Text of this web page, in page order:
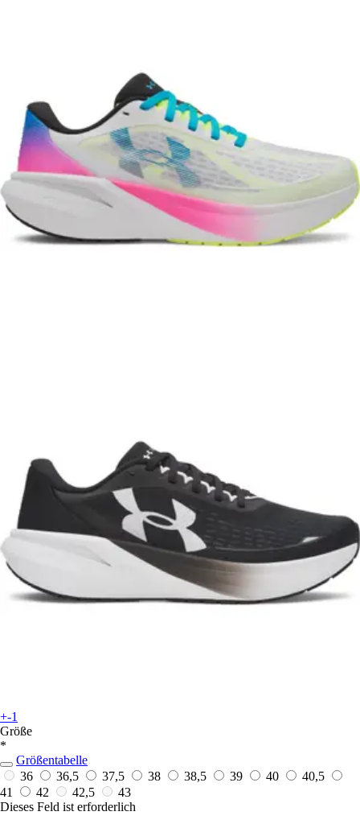
+-1
Größe
*
Größentabelle
36
36,5 37,5 38 38,5 39 40
40,5
41
42 42,5
43
Dieses Feld ist erforderlich